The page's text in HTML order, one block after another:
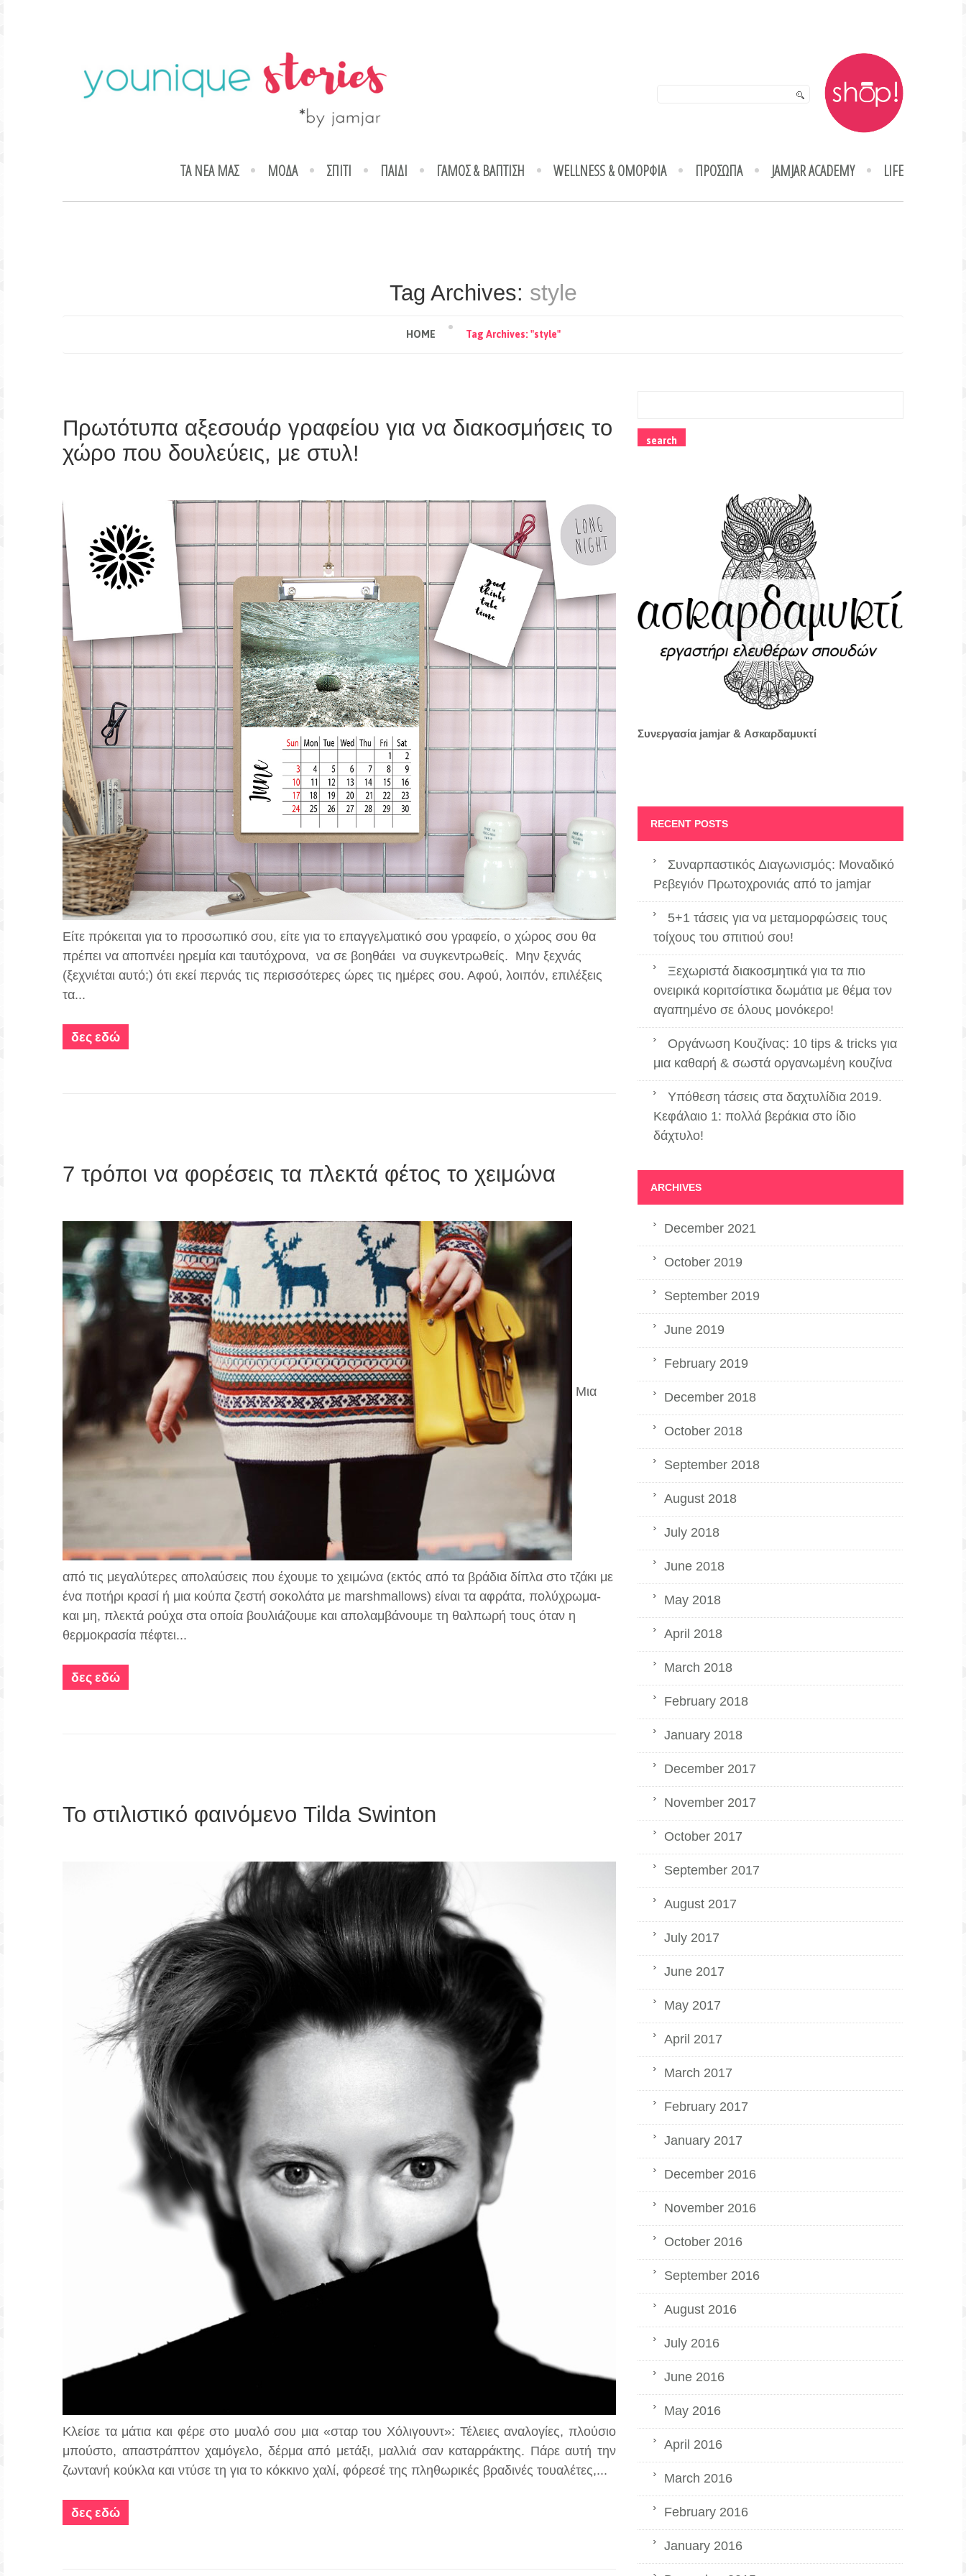
ΤΑ ΝΕΑ ΜΑΣ ΜΟΔΑ ΣΠΙΤΙ ΠΑΙΔΙ ΓΑΜΟΣ & ΒΑΠΤΙΣΗ WELLNESS & ΟΜΟΡΦΙΑ ΠΡΟΣΩΠΑ JAMJAR ACADEMY LIFE
Tag Archives: style
HOME Tag Archives: "style"
Πρωτότυπα αξεσουάρ γραφείου για να διακοσμήσεις το
χώρο που δουλεύεις, με στυλ!
Είτε πρόκειται για το προσωπικό σου, είτε για το επαγγελματικό σου γραφείο, ο χώρος σου θα
πρέπει να αποπνέει ηρεμία και ταυτόχρονα, να σε βοηθάει να συγκεντρωθείς. Μην ξεχνάς
(ξεχνιέται αυτό;) ότι εκεί περνάς τις περισσότερες ώρες τις ημέρες σου. Αφού, λοιπόν, επιλέξεις
τα...
δες εδώ
7 τρόποι να φορέσεις τα πλεκτά φέτος το χειμώνα
Μια
από τις μεγαλύτερες απολαύσεις που έχουμε το χειμώνα (εκτός από τα βράδια δίπλα στο τζάκι με
ένα ποτήρι κρασί ή μια κούπα ζεστή σοκολάτα με marshmallows) είναι τα αφράτα, πολύχρωμα-
και μη, πλεκτά ρούχα στα οποία βουλιάζουμε και απολαμβάνουμε τη θαλπωρή τους όταν η
θερμοκρασία πέφτει...
δες εδώ
Το στιλιστικό φαινόμενο Tilda Swinton
Κλείσε τα μάτια και φέρε στο μυαλό σου μια «σταρ του Χόλιγουντ»: Τέλειες αναλογίες, πλούσιο
μπούστο, απαστράπτον χαμόγελο, δέρμα από μετάξι, μαλλιά σαν καταρράκτης. Πάρε αυτή την
ζωντανή κούκλα και ντύσε τη για το κόκκινο χαλί, φόρεσέ της πληθωρικές βραδινές τουαλέτες,...
δες εδώ
Συνεργασία jamjar & Ασκαρδαμυκτί
RECENT POSTS
Συναρπαστικός Διαγωνισμός: Μοναδικό
Ρεβεγιόν Πρωτοχρονιάς από το jamjar
5+1 τάσεις για να μεταμορφώσεις τους
τοίχους του σπιτιού σου!
Ξεχωριστά διακοσμητικά για τα πιο
ονειρικά κοριτσίστικα δωμάτια με θέμα τον
αγαπημένο σε όλους μονόκερο!
Οργάνωση Κουζίνας: 10 tips & tricks για
μια καθαρή & σωστά οργανωμένη κουζίνα
Υπόθεση τάσεις στα δαχτυλίδια 2019.
Κεφάλαιο 1: πολλά βεράκια στο ίδιο
δάχτυλο!
ARCHIVES
December 2021
October 2019
September 2019
June 2019
February 2019
December 2018
October 2018
September 2018
August 2018
July 2018
June 2018
May 2018
April 2018
March 2018
February 2018
January 2018
December 2017
November 2017
October 2017
September 2017
August 2017
July 2017
June 2017
May 2017
April 2017
March 2017
February 2017
January 2017
December 2016
November 2016
October 2016
September 2016
August 2016
July 2016
June 2016
May 2016
April 2016
March 2016
February 2016
January 2016